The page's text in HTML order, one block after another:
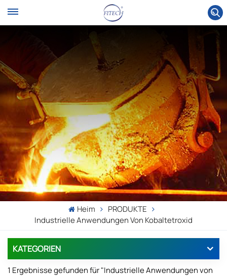
Heim
PRODUKTE
Industrielle Anwendungen Von Kobaltetroxid
KATEGORIEN
1 Ergebnisse gefunden für "Industrielle Anwendungen von